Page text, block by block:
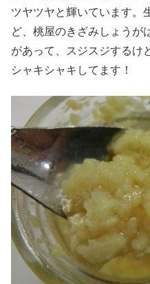
ツヤツヤと輝いています。
ど、桃屋のきざみしょうが
があって、スジスジするけ
シャキシャキしてます！